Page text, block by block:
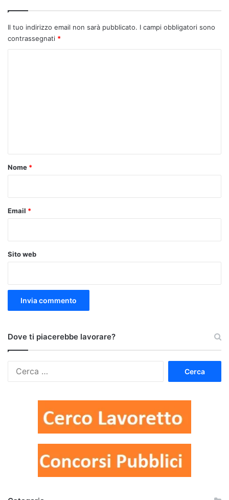
Il tuo indirizzo email non sarà pubblicato. I campi obbligatori sono
contrassegnati *
o
Nome *
Email *
Sito web
Dove ti piacerebbe lavorare?